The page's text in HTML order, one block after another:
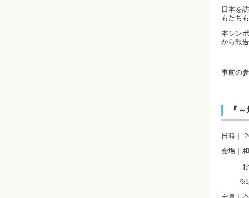
日本を
もたち
本シン
から報
事前の
『
日時｜
会場｜
およ
※駐車